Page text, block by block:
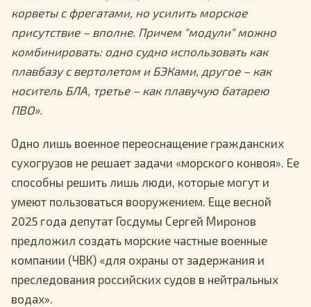
корветы с фрегатами, но усилить морское
присутствие – вполне. Причем "модули" можно
комбинировать: одно судно использовать как
плавбазу с вертолетом и БЭКами, другое – как
носитель БЛА, третье – как плавучую батарею
ПВО».
Одно лишь военное переоснащение гражданских
сухогрузов не решает задачи «морского конвоя». Ее
способны решить лишь люди, которые могут и
умеют пользоваться вооружением. Еще весной
2025 года депутат Госдумы Сергей Миронов
предложил создать морские частные военные
компании (ЧВК) «для охраны от задержания и
преследования российских судов в нейтральных
водах».